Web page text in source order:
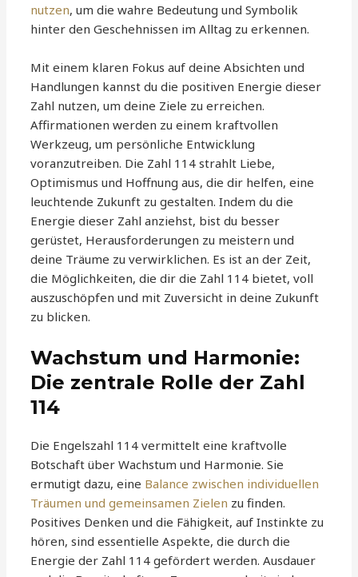
nutzen, um die wahre Bedeutung und Symbolik
hinter den Geschehnissen im Alltag zu erkennen.
Mit einem klaren Fokus auf deine Absichten und
Handlungen kannst du die positiven Energie dieser
Zahl nutzen, um deine Ziele zu erreichen.
Affirmationen werden zu einem kraftvollen
Werkzeug, um persönliche Entwicklung
voranzutreiben. Die Zahl 114 strahlt Liebe,
Optimismus und Hoffnung aus, die dir helfen, eine
leuchtende Zukunft zu gestalten. Indem du die
Energie dieser Zahl anziehst, bist du besser
gerüstet, Herausforderungen zu meistern und
deine Träume zu verwirklichen. Es ist an der Zeit,
die Möglichkeiten, die dir die Zahl 114 bietet, voll
auszuschöpfen und mit Zuversicht in deine Zukunft
zu blicken.
Wachstum und Harmonie:
Die zentrale Rolle der Zahl
114
Die Engelszahl 114 vermittelt eine kraftvolle
Botschaft über Wachstum und Harmonie. Sie
ermutigt dazu, eine Balance zwischen individuellen
Träumen und gemeinsamen Zielen zu finden.
Positives Denken und die Fähigkeit, auf Instinkte zu
hören, sind essentielle Aspekte, die durch die
Energie der Zahl 114 gefördert werden. Ausdauer